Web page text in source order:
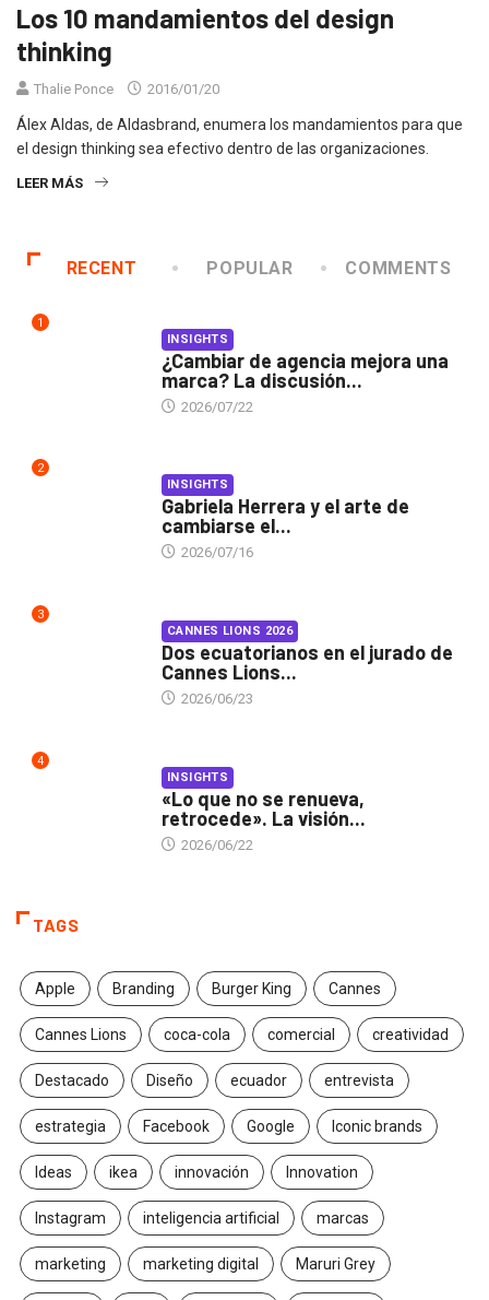
Los 10 mandamientos del design
thinking
Thalie Ponce 2016/01/20
Álex Aldas, de Aldasbrand, enumera los mandamientos para que
el design thinking sea efectivo dentro de las organizaciones.
LEER MÁS
RECENT POPULAR COMMENTS
1
INSIGHTS
¿Cambiar de agencia mejora una
marca? La discusión...
2026/07/22
2
INSIGHTS
Gabriela Herrera y el arte de
cambiarse el...
2026/07/16
3
CANNES LIONS 2026
Dos ecuatorianos en el jurado de
Cannes Lions...
2026/06/23
4
INSIGHTS
«Lo que no se renueva,
retrocede». La visión...
2026/06/22
TAGS
Apple Branding Burger King Cannes
Cannes Lions coca-cola comercial creatividad
Destacado Diseño ecuador entrevista
estrategia Facebook Google Iconic brands
Ideas ikea innovación Innovation
Instagram inteligencia artificial marcas
marketing marketing digital Maruri Grey